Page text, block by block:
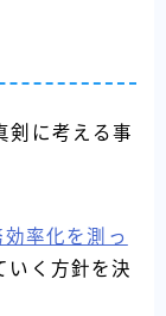
剣に考える事
率化を測っ
いく方針を決